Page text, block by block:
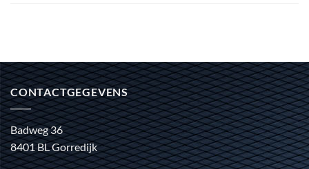
CONTACTGEGEVENS
Badweg 36
8401 BL Gorredijk